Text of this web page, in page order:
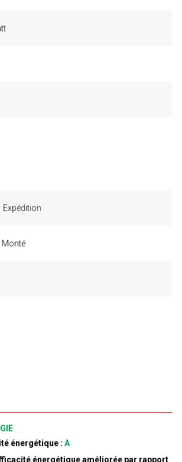
énergétique : A
énergétique améliorée par rapport
Expédition
Monté